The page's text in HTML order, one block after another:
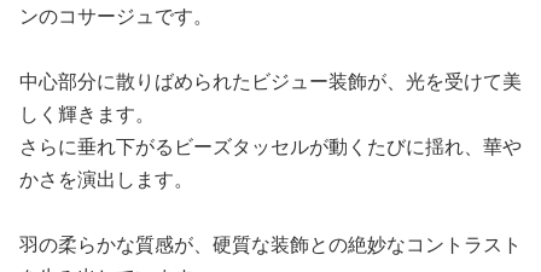
ンのコサージュです。
中心部分に散りばめられたビジュー装飾が、光を受けて美
しく輝きます。
さらに垂れ下がるビーズタッセルが動くたびに揺れ、華や
かさを演出します。
羽の柔らかな質感が、硬質な装飾との絶妙なコントラスト